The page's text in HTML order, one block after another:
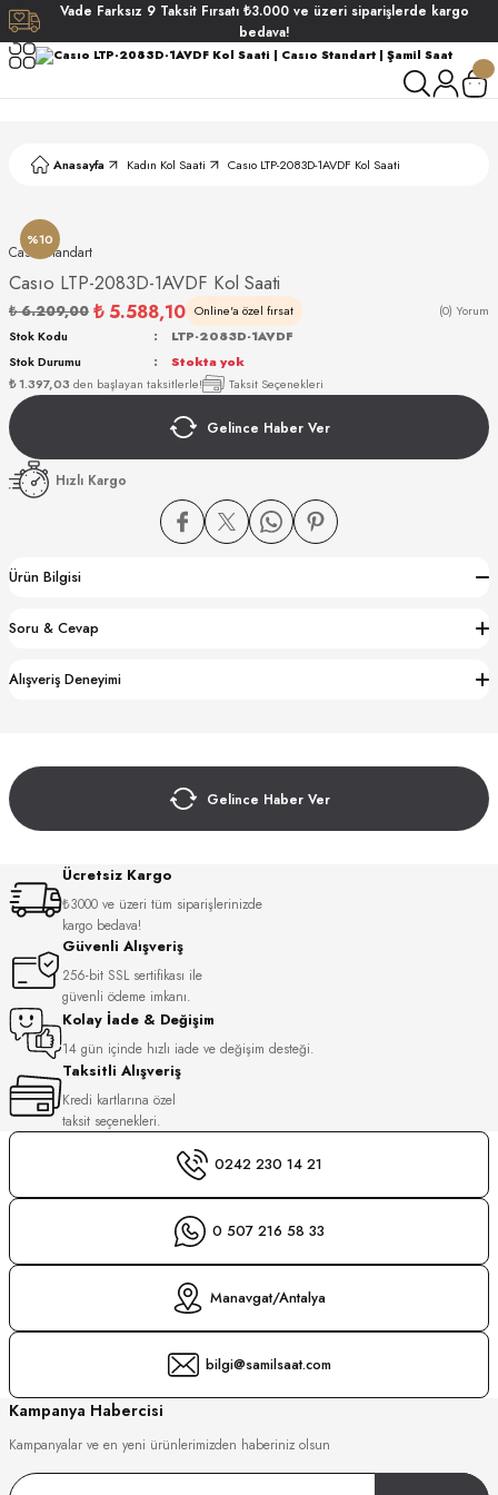
Vade Farksız 9 Taksit Fırsatı ₺3.000 ve üzeri siparişlerde kargo
bedava!
Anasayfa Kadın Kol Saati Casıo LTP-2083D-1AVDF Kol Saati
%10
Casıo Standart
Casıo LTP-2083D-1AVDF Kol Saati
₺ 6.209,00 ₺ 5.588,10 Online'a özel fırsat (0) Yorum
₺ 1.397,03 den başlayan taksitlerle! Taksit Seçenekleri
Stok Kodu
LTP-2083D-1AVDF
Stok Durumu
Stokta yok
Gelince Haber Ver
Hızlı Kargo
Ürün Bilgisi
Soru & Cevap
Alışveriş Deneyimi
Gelince Haber Ver
Ücretsiz Kargo
₺3000 ve üzeri tüm siparişlerinizde
kargo bedava!
Güvenli Alışveriş
256-bit SSL sertifikası ile
güvenli ödeme imkanı.
Kolay İade & Değişim
14 gün içinde hızlı iade ve değişim desteği.
Taksitli Alışveriş
Kredi kartlarına özel
taksit seçenekleri.
0242 230 14 21
0 507 216 58 33
Manavgat/Antalya
bilgi@samilsaat.com
Kampanya Habercisi
Kampanyalar ve en yeni ürünlerimizden haberiniz olsun